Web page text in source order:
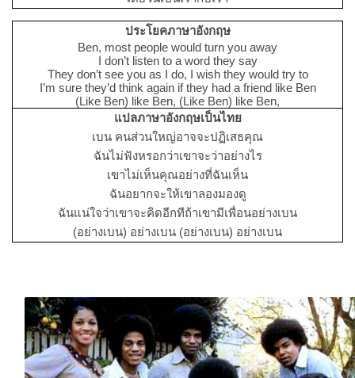
ประโยคภาษาอังกฤษ
Ben, most people would turn you away
I don’t listen to a word they say
They don’t see you as I do, I wish they would try to
I’m sure they’d think again if they had a friend like Ben
(Like Ben) like Ben, (Like Ben) like Ben,
แปลภาษาอังกฤษเป็นไทย
เบน คนส่วนใหญ่อาจจะปฏิเสธคุณ
ฉันไม่ฟังหรอกว่าเขาจะว่าอย่างไร
เขาไม่เห็นคุณอย่างที่ฉันเห็น
ฉันอยากจะให้เขาลองมองดู
ฉันแน่ใจว่าเขาจะคิดอีกทีถ้าเขามีเพื่อนอย่างเบน
(อย่างเบน) อย่างเบน (อย่างเบน) อย่างเบน